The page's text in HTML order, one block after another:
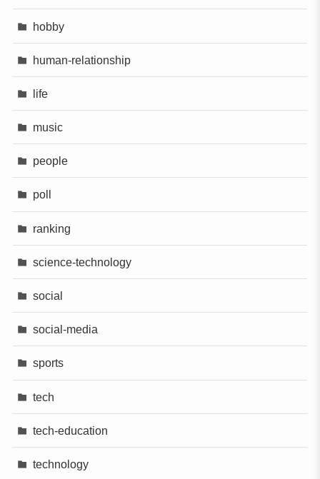
hobby
human-relationship
life
music
people
poll
ranking
science-technology
social
social-media
sports
tech
tech-education
technology